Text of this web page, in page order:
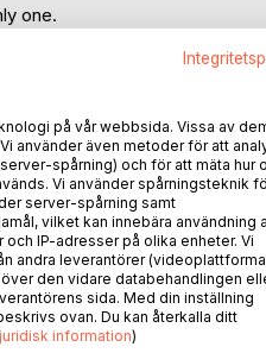
one.
town girl who smiles at
out of looking over her
resurface, they pull
ultimate prize.
the game is to play it, and
her longer than Ash
boyish, dorky and nervous,
years.
ravenous and unhinged,
thing that saves her.
do what it takes to win?
på vår webbsida. Vissa av
använder även metoder för att
spårning) och för att mäta hur
Vi använder spårningsteknik
server-spårning samt
vilket kan innebära användning
IP-adresser på olika enheter. Vi
andra leverantörer
den vidare databehandlingen
sida. Med din inställning
ovan. Du kan återkalla ditt
information)